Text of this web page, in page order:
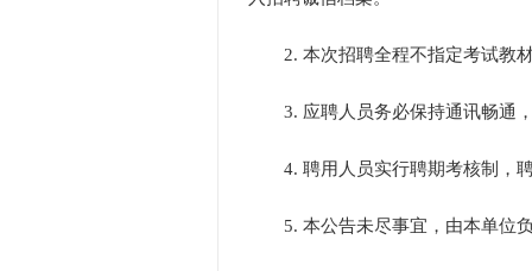
2. 本次招聘全程不指定考试教
3. 应聘人员务必保持通讯畅通
4. 聘用人员实行聘期考核制，
5. 本公告未尽事宜，由本单位